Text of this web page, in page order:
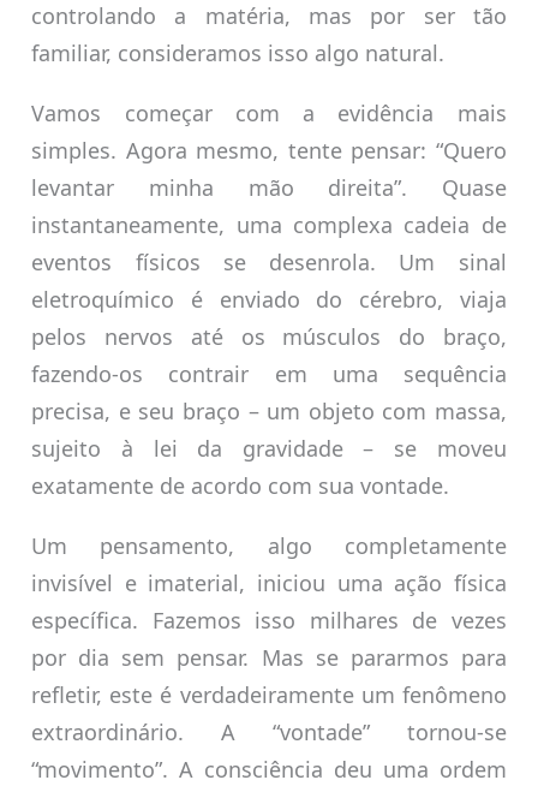
controlando a matéria, mas por ser tão
familiar, consideramos isso algo natural.
Vamos começar com a evidência mais
simples. Agora mesmo, tente pensar: “Quero
levantar minha mão direita”. Quase
instantaneamente, uma complexa cadeia de
eventos físicos se desenrola. Um sinal
eletroquímico é enviado do cérebro, viaja
pelos nervos até os músculos do braço,
fazendo-os contrair em uma sequência
precisa, e seu braço – um objeto com massa,
sujeito à lei da gravidade – se moveu
exatamente de acordo com sua vontade.
Um pensamento, algo completamente
invisível e imaterial, iniciou uma ação física
específica. Fazemos isso milhares de vezes
por dia sem pensar. Mas se pararmos para
refletir, este é verdadeiramente um fenômeno
extraordinário. A “vontade” tornou-se
“movimento”. A consciência deu uma ordem